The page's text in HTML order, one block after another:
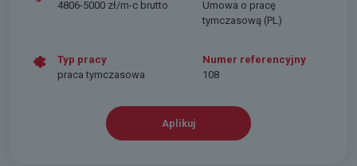
4806-5000 zł/m-c brutto
Umowa o pracę
tymczasową (PL)
Typ pracy
praca tymczasowa
Numer referencyjny
108
Aplikuj